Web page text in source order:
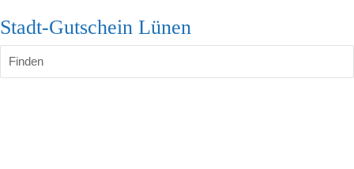
Stadt-Gutschein Lünen
Finden